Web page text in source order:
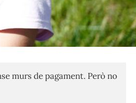
murs de pagament. Però no